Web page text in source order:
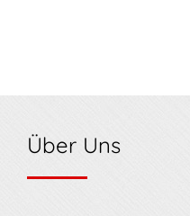
Über Uns